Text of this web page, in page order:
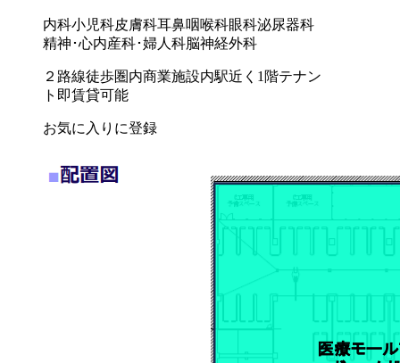
内科小児科皮膚科耳鼻咽喉科眼科泌尿器科
精神･心内産科･婦人科脳神経外科
２路線徒歩圏内商業施設内駅近く 1階テナン
ト 即賃貸可能
お気に入りに登録